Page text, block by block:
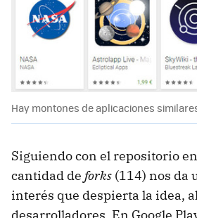
Hay montones de aplicaciones
Siguiendo con el repositorio
cantidad de forks (114) nos da
interés que despierta la idea,
desarrolladores. En Google